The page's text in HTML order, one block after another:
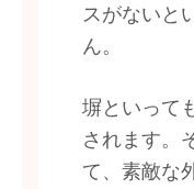
スがないと
ん。
塀といって
されます。
て、素敵な